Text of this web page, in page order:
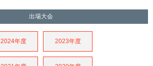
出場大会
2024年度 2023年度